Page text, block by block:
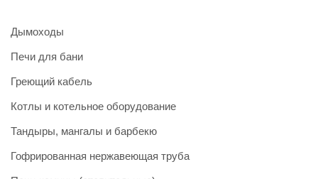
Дымоходы
Печи для бани
Греющий кабель
Котлы и котельное оборудование
Тандыры, мангалы и барбекю
Гофрированная нержавеющая труба